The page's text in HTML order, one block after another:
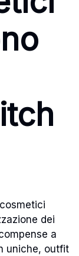
dei
a
uniche, outfit